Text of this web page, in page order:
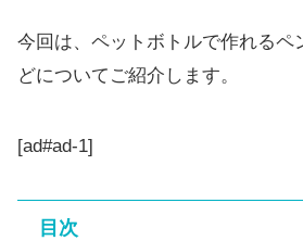
今回は、ペットボトルで作れるペ
どについてご紹介します。
[ad#ad-1]
目次